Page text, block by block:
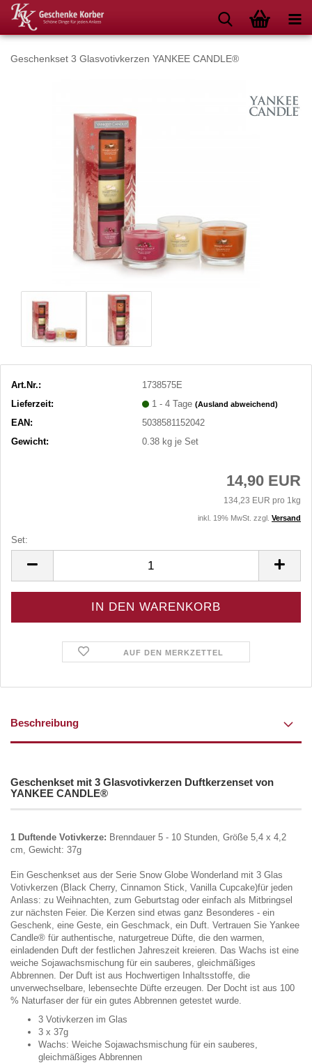
Geschenkset 3 Glasvotivkerzen YANKEE CANDLE®
Art.Nr.:
1738575E
Lieferzeit:
1 - 4 Tage(Ausland abweichend)
EAN:
5038581152042
Gewicht:
0.38 kg je Set
14,90 EUR
134,23 EUR pro 1kg
inkl. 19% MwSt. zzgl. Versand
Set:
AUF DEN MERKZETTEL
Beschreibung
Geschenkset mit 3 Glasvotivkerzen Duftkerzenset von
YANKEE CANDLE®
1 Duftende Votivkerze: Brenndauer 5 - 10 Stunden, Größe 5,4 x 4,2
cm, Gewicht: 37g
Ein Geschenkset aus der Serie Snow Globe Wonderland mit 3 Glas
Votivkerzen (Black Cherry, Cinnamon Stick, Vanilla Cupcake)für jeden
Anlass: zu Weihnachten, zum Geburtstag oder einfach als Mitbringsel
zur nächsten Feier. Die Kerzen sind etwas ganz Besonderes - ein
Geschenk, eine Geste, ein Geschmack, ein Duft. Vertrauen Sie Yankee
Candle® für authentische, naturgetreue Düfte, die den warmen,
einladenden Duft der festlichen Jahreszeit kreieren. Das Wachs ist eine
weiche Sojawachsmischung für ein sauberes, gleichmäßiges
Abbrennen. Der Duft ist aus Hochwertigen Inhaltsstoffe, die
unverwechselbare, lebensechte Düfte erzeugen. Der Docht ist aus 100
% Naturfaser der für ein gutes Abbrennen getestet wurde.
3 Votivkerzen im Glas
3 x 37g
Wachs: Weiche Sojawachsmischung für ein sauberes,
gleichmäßiges Abbrennen